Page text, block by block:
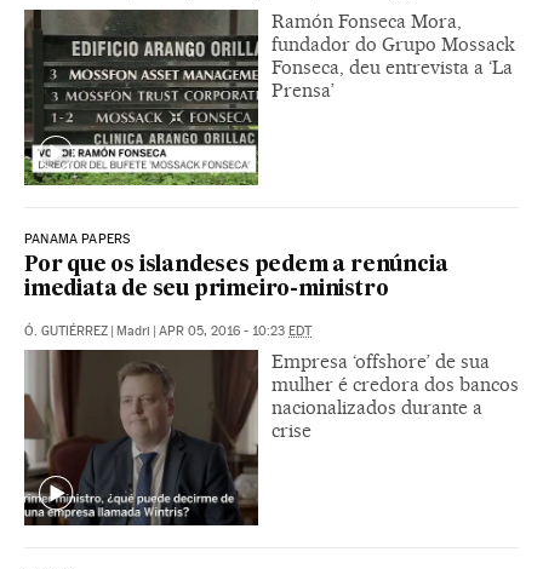
Ramón Fonseca Mora,
fundador do Grupo Mossack
Fonseca, deu entrevista a ‘La
Prensa’
PANAMA PAPERS
Por que os islandeses pedem a renúncia
imediata de seu primeiro-ministro
Ó. GUTIÉRREZ | Madri | APR 05, 2016 - 10:23 EDT
Empresa ‘offshore’ de sua
mulher é credora dos bancos
nacionalizados durante a
crise